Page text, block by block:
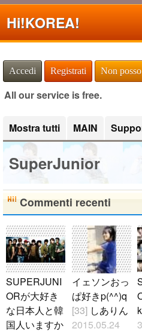
Hi!KOREA!
Accedi Registrati Non
All our service is free.
Mostra tutti MAIN
SuperJunior
Commenti recenti
SUPERJUNI
ORが大好き
な日本人と韓
国人いますか
イェソンおっ
ぱ好きp(^^)q
[33]しありん
2015.05.24